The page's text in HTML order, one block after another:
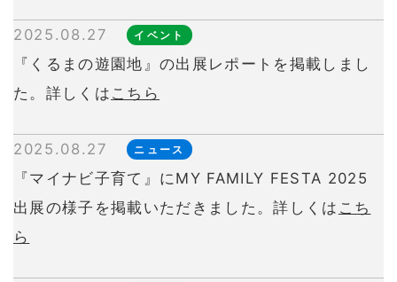
2025.08.27 イベント
『くるまの遊園地』の出展レポートを掲載しまし
た。詳しくは こちら
2025.08.27 ニュース
『マイナビ子育て』にMY FAMILY FESTA 2025
出展の様子を掲載いただきました。詳しくは こち
ら